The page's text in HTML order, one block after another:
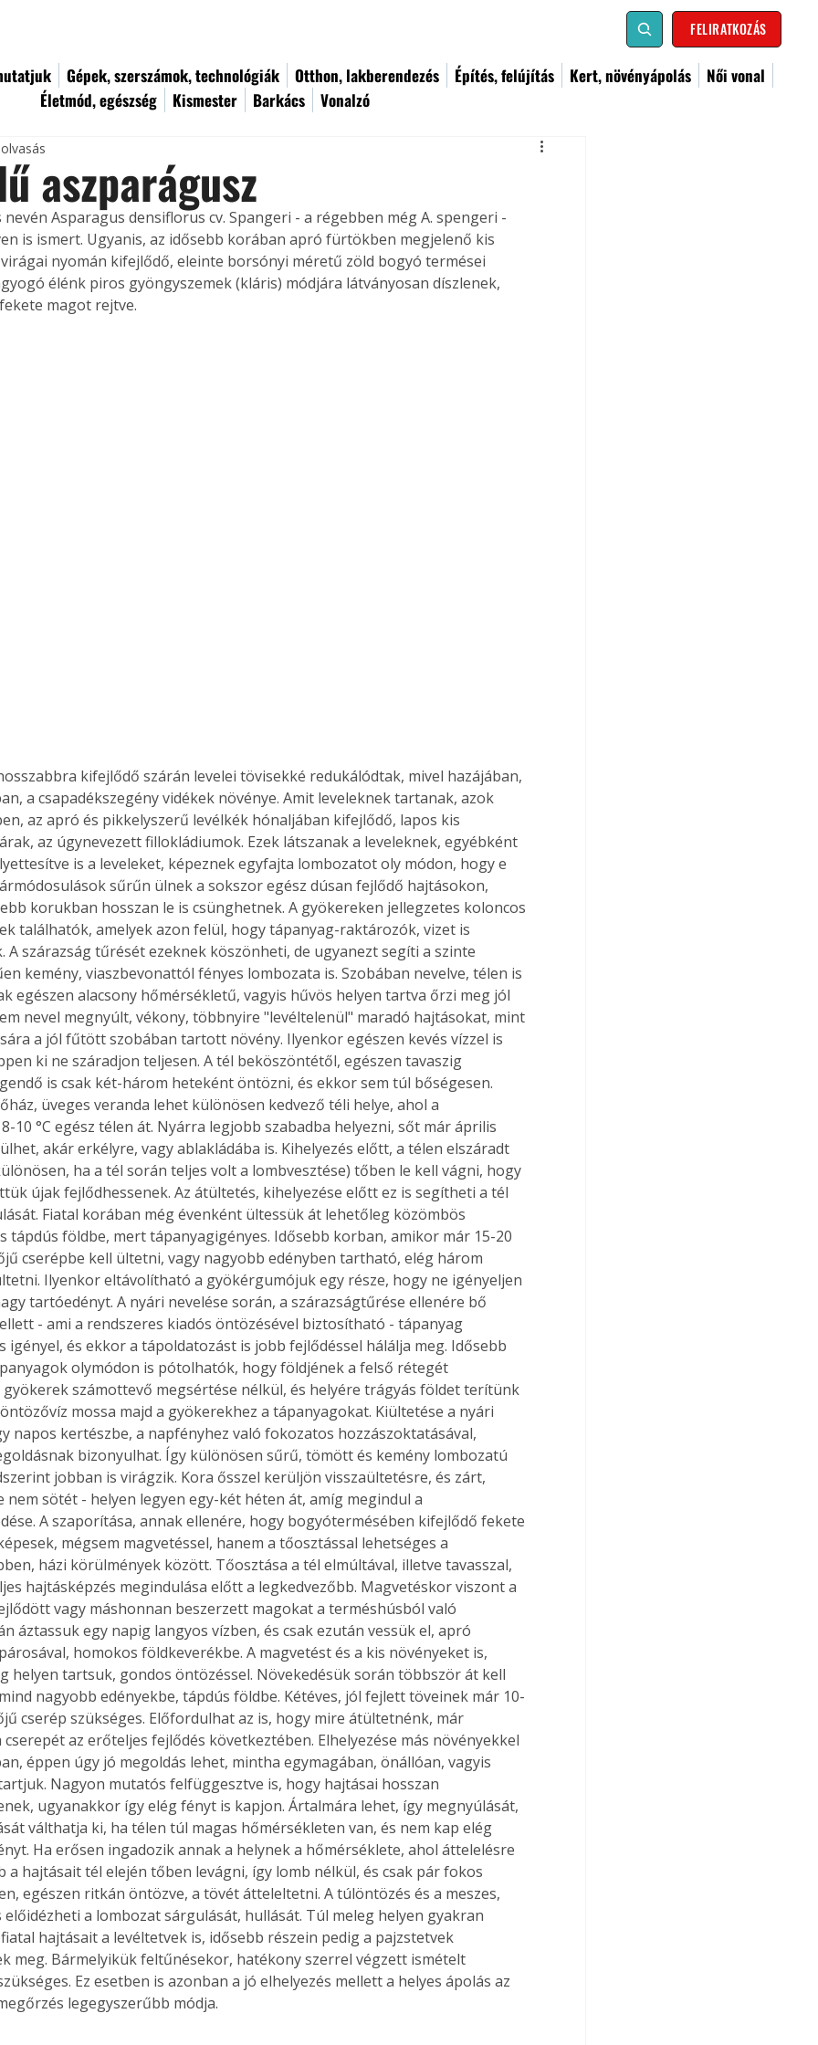
FELIRATKOZÁS
Gépek, szerszámok, technológiák Otthon, lakberendezés Építés, felújítás Kert, növényápolás
Női vonal
Életmód, egészség
Kismester Barkács Vonalzó
az
Old
új,
egyedi
vagy
is
Bárhol,
Együtt jobban megéri!
Bővebb információ itt!
Együtt jobban megéri! A
könyvek tetszőleges
párosítással kedvezményes
áron, 0 Ft postaköltséggel
megrendelhetők!
aszparágusz
Asparagus densiflorus cv. Spangeri - a régebben még A. spengeri -
is ismert. Ugyanis, az idősebb korában apró fürtökben megjelenő kis
nyomán kifejlődő, eleinte borsónyi méretű zöld bogyó termései
élénk piros gyöngyszemek (kláris) módjára látványosan díszlenek,
magot rejtve.
kifejlődő szárán levelei tövisekké redukálódtak, mivel hazájában,
a csapadékszegény vidékek növénye. Amit leveleknek tartanak, azok
az apró és pikkelyszerű levélkék hónaljában kifejlődő, lapos kis
az úgynevezett fillokládiumok. Ezek látszanak a leveleknek, egyébként
is a leveleket, képeznek egyfajta lombozatot oly módon, hogy e
sűrűn ülnek a sokszor egész dúsan fejlődő hajtásokon,
korukban hosszan le is csünghetnek. A gyökereken jellegzetes koloncos
találhatók, amelyek azon felül, hogy tápanyag-raktározók, vizet is
A szárazság tűrését ezeknek köszönheti, de ugyanezt segíti a szinte
kemény, viaszbevonattól fényes lombozata is. Szobában nevelve, télen is
egészen alacsony hőmérsékletű, vagyis hűvös helyen tartva őrzi meg jól
nevel megnyúlt, vékony, többnyire "levéltelenül" maradó hajtásokat, mint
a jól fűtött szobában tartott növény. Ilyenkor egészen kevés vízzel is
ki ne száradjon teljesen. A tél beköszöntétől, egészen tavaszig
is csak két-három heteként öntözni, és ekkor sem túl bőségesen.
üveges veranda lehet különösen kedvező téli helye, ahol a
10 °C egész télen át. Nyárra legjobb szabadba helyezni, sőt már április
akár erkélyre, vagy ablakládába is. Kihelyezés előtt, a télen elszáradt
ha a tél során teljes volt a lombvesztése) tőben le kell vágni, hogy
újak fejlődhessenek. Az átültetés, kihelyezése előtt ez is segítheti a tél
Fiatal korában még évenként ültessük át lehetőleg közömbös
tápdús földbe, mert tápanyagigényes. Idősebb korban, amikor már 15-20
cserépbe kell ültetni, vagy nagyobb edényben tartható, elég három
Ilyenkor eltávolítható a gyökérgumójuk egy része, hogy ne igényeljen
tartóedényt. A nyári nevelése során, a szárazságtűrése ellenére bő
- ami a rendszeres kiadós öntözésével biztosítható - tápanyag
igényel, és ekkor a tápoldatozást is jobb fejlődéssel hálálja meg. Idősebb
olymódon is pótolhatók, hogy földjének a felső rétegét
számottevő megsértése nélkül, és helyére trágyás földet terítünk
mossa majd a gyökerekhez a tápanyagokat. Kiültetése a nyári
napos kertészbe, a napfényhez való fokozatos hozzászoktatásával,
bizonyulhat. Így különösen sűrű, tömött és kemény lombozatú
jobban is virágzik. Kora ősszel kerüljön visszaültetésre, és zárt,
nem sötét - helyen legyen egy-két héten át, amíg megindul a
A szaporítása, annak ellenére, hogy bogyótermésében kifejlődő fekete
mégsem magvetéssel, hanem a tőosztással lehetséges a
házi körülmények között. Tőosztása a tél elmúltával, illetve tavasszal,
hajtásképzés megindulása előtt a legkedvezőbb. Magvetéskor viszont a
vagy máshonnan beszerzett magokat a terméshúsból való
áztassuk egy napig langyos vízben, és csak ezután vessük el, apró
homokos földkeverékbe. A magvetést és a kis növényeket is,
helyen tartsuk, gondos öntözéssel. Növekedésük során többször át kell
nagyobb edényekbe, tápdús földbe. Kétéves, jól fejlett töveinek már 10-
cserép szükséges. Előfordulhat az is, hogy mire átültetnénk, már
cserepét az erőteljes fejlődés következtében. Elhelyezése más növényekkel
éppen úgy jó megoldás lehet, mintha egymagában, önállóan, vagyis
Nagyon mutatós felfüggesztve is, hogy hajtásai hosszan
ugyanakkor így elég fényt is kapjon. Ártalmára lehet, így megnyúlását,
válthatja ki, ha télen túl magas hőmérsékleten van, és nem kap elég
Ha erősen ingadozik annak a helynek a hőmérséklete, ahol áttelelésre
a hajtásait tél elején tőben levágni, így lomb nélkül, és csak pár fokos
egészen ritkán öntözve, a tövét átteleltetni. A túlöntözés és a meszes,
előidézheti a lombozat sárgulását, hullását. Túl meleg helyen gyakran
hajtásait a levéltetvek is, idősebb részein pedig a pajzstetvek
meg. Bármelyikük feltűnésekor, hatékony szerrel végzett ismételt
Ez esetben is azonban a jó elhelyezés mellett a helyes ápolás az
legegyszerűbb módja.